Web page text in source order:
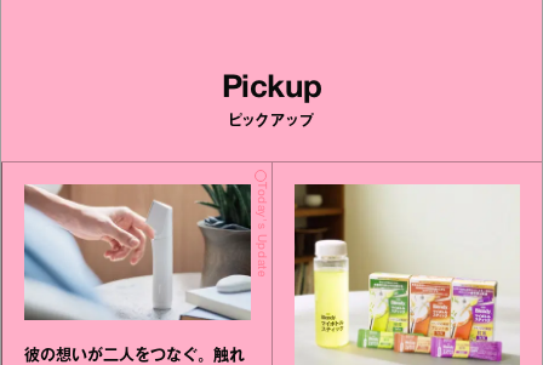
Pickup
ピックアップ
Today's Update
彼の想いが二人をつなぐ。触れ